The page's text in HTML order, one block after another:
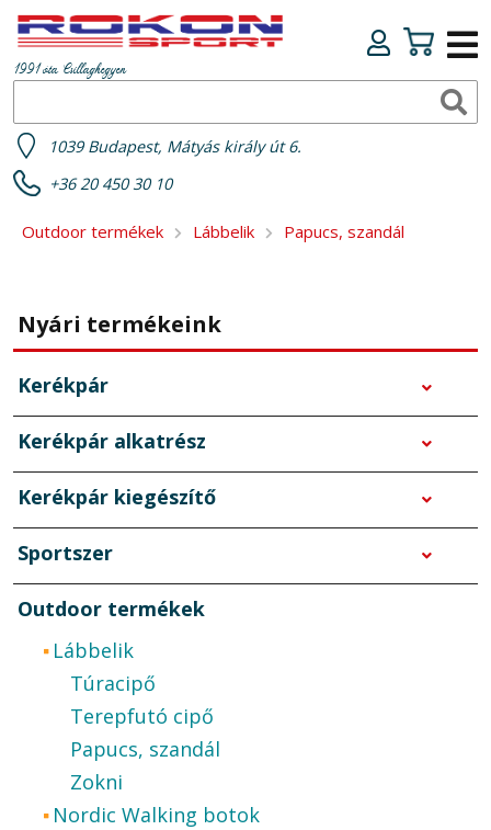
1991 óta Csillaghegyen
1039 Budapest, Mátyás király út 6.
+36 20 450 30 10
Outdoor termékek Lábbelik Papucs, szandál
Nyári termékeink
Kerékpár
Kerékpár alkatrész
Kerékpár kiegészítő
Sportszer
Outdoor termékek
Lábbelik
Túracipő
Terepfutó cipő
Papucs, szandál
Zokni
Nordic Walking botok